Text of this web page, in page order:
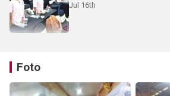
Jul 16th
Foto